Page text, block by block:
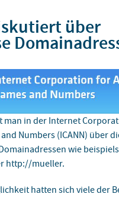
über
man in der Internet
Numbers (ICANN) über
wie
http://mueller.
hatten sich viele der